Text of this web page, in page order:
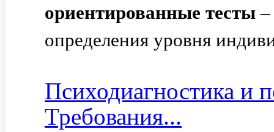
ориентированные тесты
определения уровня
Психодиагностика и
Требования...